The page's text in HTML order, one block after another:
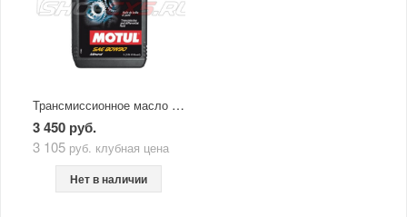
Трансмиссионное масло Motul 80W-90 1л
3 450 руб.
3 105 руб. клубная цена
Нет в наличии